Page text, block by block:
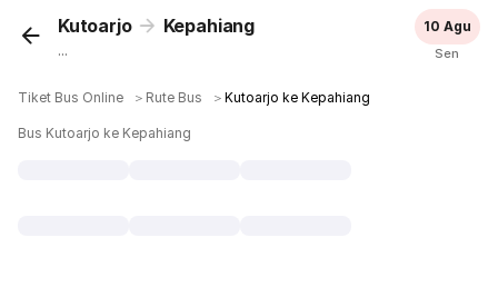
Kutoarjo Kepahiang
...
10 Agu
Sen
Tiket Bus Online ＞ Rute Bus ＞Kutoarjo ke Kepahiang
Bus Kutoarjo ke Kepahiang